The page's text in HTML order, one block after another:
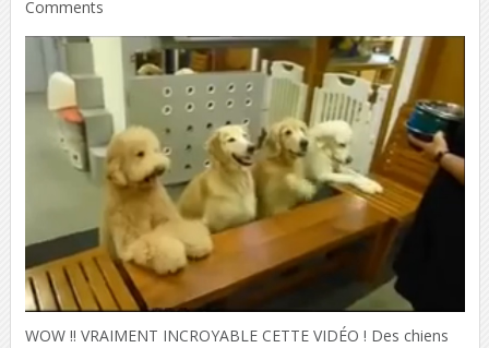
Comments
WOW !! VRAIMENT INCROYABLE CETTE VIDÉO ! Des chiens